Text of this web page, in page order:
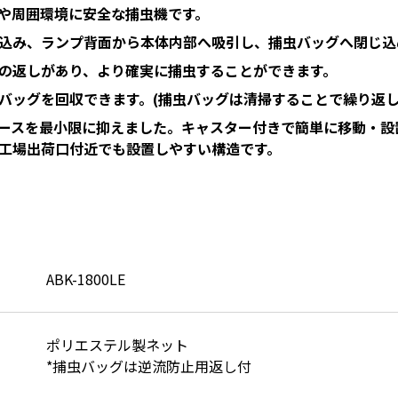
囲環境に安全な捕虫機です。
み、ランプ背面から本体内部へ吸引し、捕虫バッグへ閉じ
しがあり、より確実に捕虫することができます。
ッグを回収できます。(捕虫バッグは清掃することで繰り返
スを最小限に抑えました。キャスター付きで簡単に移動・
出荷口付近でも設置しやすい構造です。
ABK-1800LE
ポリエステル製ネット
*捕虫バッグは逆流防止用返し付